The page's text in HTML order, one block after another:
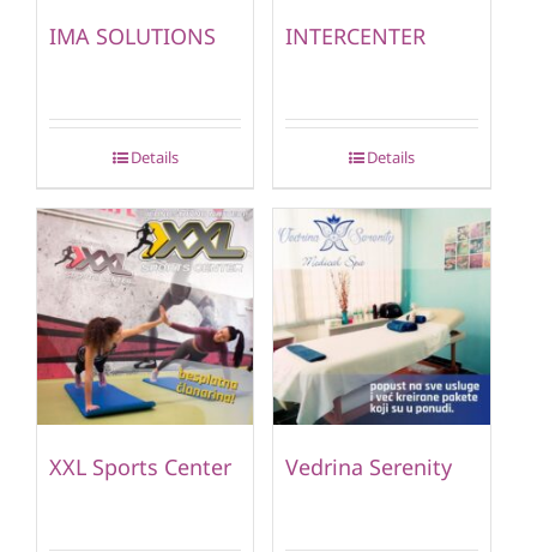
IMA SOLUTIONS
Details
INTERCENTER
Details
XXL Sports Center Vedrina Serenity